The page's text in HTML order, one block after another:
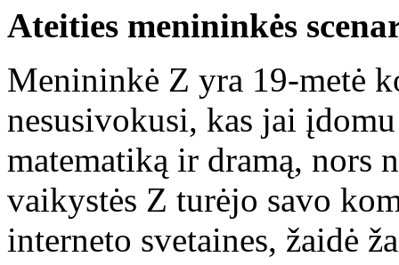
Ateities menininkės
Menininkė Z yra 19-metė
nesusivokusi, kas jai
matematiką ir dramą, nors
vaikystės Z turėjo savo
interneto svetaines, žaidė